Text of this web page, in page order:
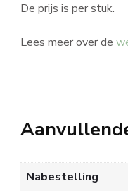
De prijs is per stuk.
Lees meer over de
Nabestelling